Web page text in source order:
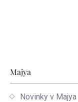
Zápätie
Majya
Novinky v Majya